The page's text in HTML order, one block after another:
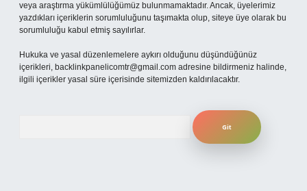
veya araştırma yükümlülüğümüz bulunmamaktadır. Ancak, üyelerimiz
yazdıkları içeriklerin sorumluluğunu taşımakta olup, siteye üye olarak bu
sorumluluğu kabul etmiş sayılırlar.
Hukuka ve yasal düzenlemelere aykırı olduğunu düşündüğünüz
içerikleri, backlinkpanelicomtr@gmail.com adresine bildirmeniz halinde,
ilgili içerikler yasal süre içerisinde sitemizden kaldırılacaktır.